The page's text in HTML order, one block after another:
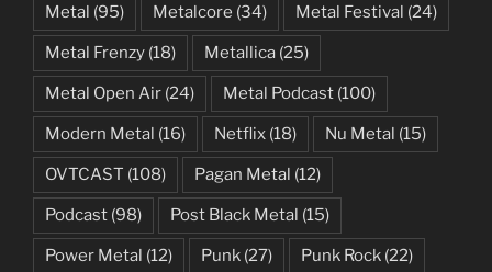
Metal (95) Metalcore (34) Metal Festival (24)
Metal Frenzy (18) Metallica (25)
Metal Open Air (24) Metal Podcast (100)
Modern Metal (16) Netflix (18) Nu Metal (15)
OVTCAST (108) Pagan Metal (12)
Podcast (98) Post Black Metal (15)
Power Metal (12) Punk (27) Punk Rock (22)